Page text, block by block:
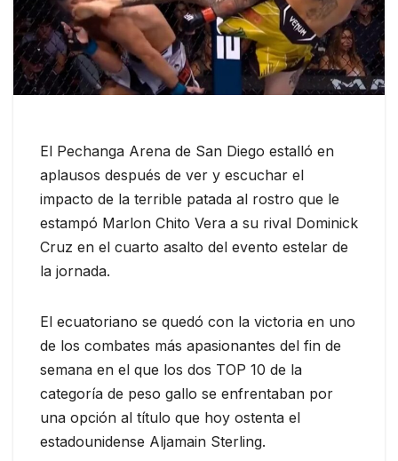
El Pechanga Arena de San Diego estalló en
aplausos después de ver y escuchar el
impacto de la terrible patada al rostro que le
estampó Marlon Chito Vera a su rival Dominick
Cruz en el cuarto asalto del evento estelar de
la jornada.
El ecuatoriano se quedó con la victoria en uno
de los combates más apasionantes del fin de
semana en el que los dos TOP 10 de la
categoría de peso gallo se enfrentaban por
una opción al título que hoy ostenta el
estadounidense Aljamain Sterling.